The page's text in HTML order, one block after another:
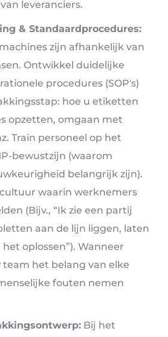
leveranciers.
& Standaardprocedures:
zijn afhankelijk van
Ontwikkel duidelijke
procedures (SOP's)
hoe u etiketten
opzetten, omgaan met
Train personeel op het
bewustzijn (waarom
belangrijk zijn).
waarin werknemers
(Bijv., “Ik zie een partij
aan de lijn liggen, laten
oplossen”). Wanneer
team het belang van elke
fouten nemen
Bij het